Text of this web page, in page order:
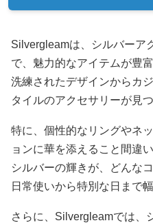
Silvergleamは、シルバーア
で、魅力的なアイテムが豊
洗練されたデザインからカ
タイルのアクセサリーが見つ
特に、個性的なリングやネ
ョンに華を添えること間違い
シルバーの輝きが、どんな
日常使いから特別な日まで
さらに、Silvergleamでは、